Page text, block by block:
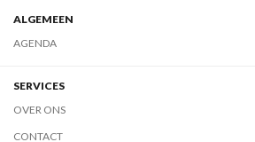
ALGEMEEN
AGENDA
SERVICES
OVER ONS
CONTACT